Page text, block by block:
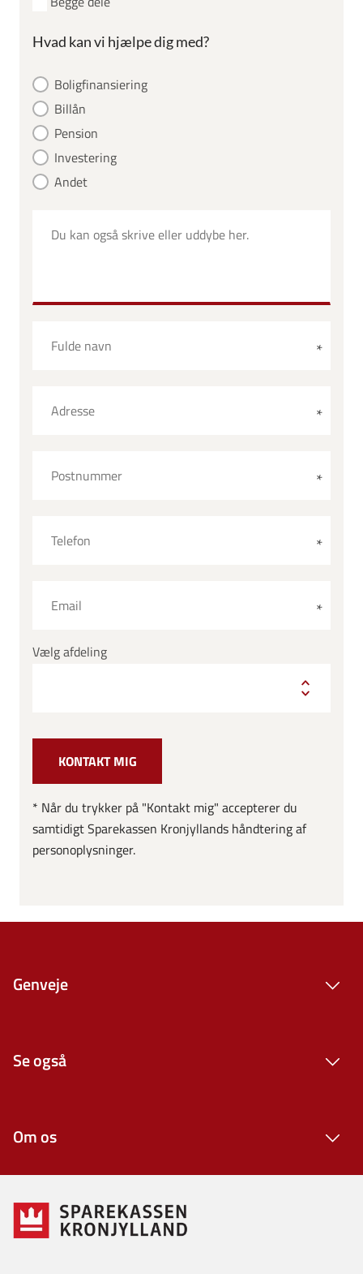
Hvad kan vi hjælpe dig med?
Boligfinansiering
Billån
Pension
Investering
Andet
Vælg afdeling
* Når du trykker på "Kontakt mig" accepterer du
samtidigt Sparekassen Kronjyllands håndtering af
personoplysninger.
Genveje
Se også
Om os